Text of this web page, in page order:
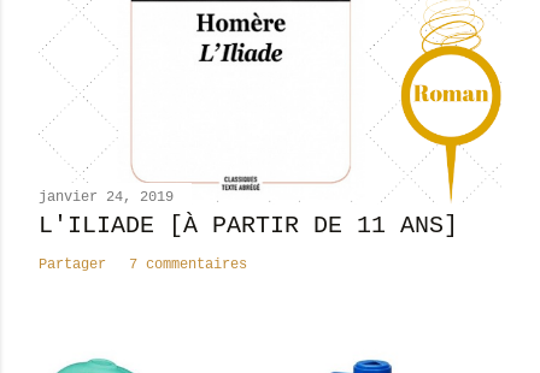
janvier 24, 2019
L'ILIADE [À PARTIR DE 11 ANS]
Partager 7 commentaires